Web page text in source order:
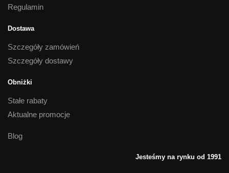
Regulamin
Dostawa
Szczegóły zamówień
Szczegóły dostawy
Obniżki
Stałe rabaty
Aktualne promocje
Blog
Jesteśmy na rynku od 1991